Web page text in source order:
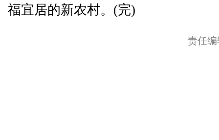
福宜居的新农村。(完)
责任